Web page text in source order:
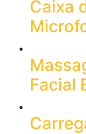
Caixa
Facial